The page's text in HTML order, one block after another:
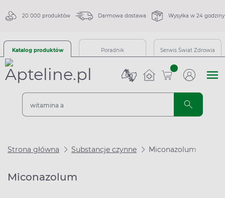
20 000 produktów Darmowa dostawa Wysyłka w 24 godziny
Katalog produktów Poradnik Serwis Świat Zdrowia
sztuk
Strona główna Substancje czynne Miconazolum
Miconazolum